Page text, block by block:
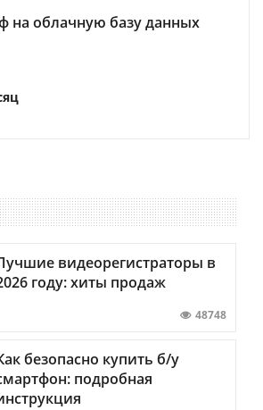
на облачную базу данных
видеорегистраторы в
году: хиты продаж
48748
безопасно купить б/у
подробная